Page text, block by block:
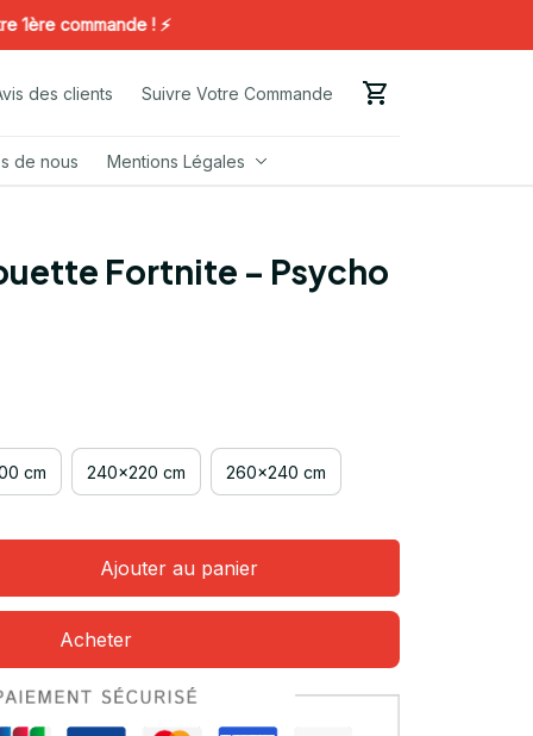
commande ! ⚡️
des clients Suivre Votre Commande
de nous Mentions Légales
Fortnite – Psycho
cm 240x220 cm 260x240 cm
Ajouter au panier
Acheter